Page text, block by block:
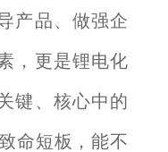
产品、做强企
，更是锂电化
键、核心中的
命短板，能不